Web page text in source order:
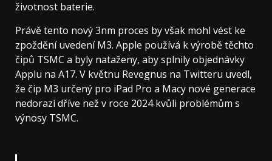
životnost baterie.
Právě tento nový 3nm proces by však mohl vést ke
zpoždění uvedení M3. Apple používá k výrobě těchto
čipů TSMC a byly nataženy, aby splnily objednávky
Applu na A17. V květnu Revegnus na Twitteru uvedl,
že čip M3 určený pro iPad Pro a Macy nové generace
nedorazí dříve než v roce 2024 kvůli problémům s
výnosy TSMC.